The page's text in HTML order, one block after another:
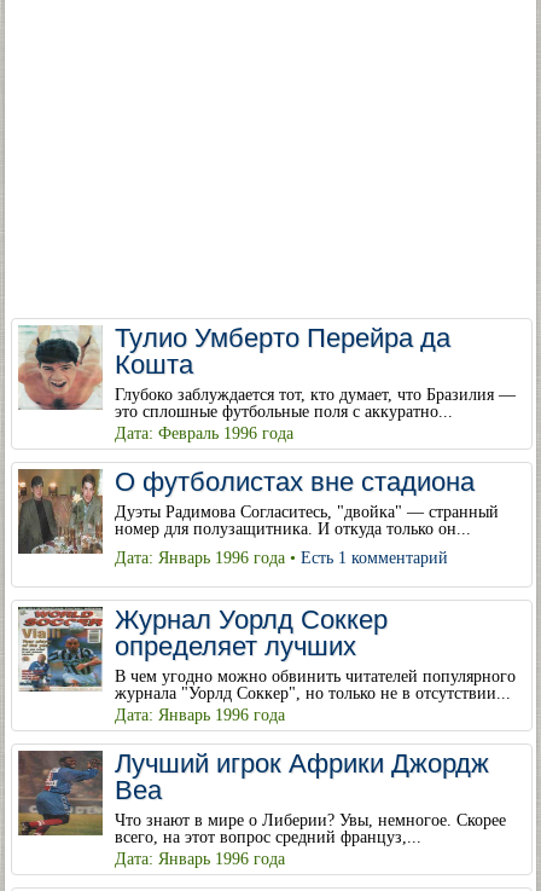
Тулио Умберто Перейра да
Кошта
Глубоко заблуждается тот, кто думает, что Бразилия —
это сплошные футбольные поля с аккуратно...
Дата: Февраль 1996 года
О футболистах вне стадиона
Дуэты Радимова Согласитесь, "двойка" — странный
номер для полузащитника. И откуда только он...
Дата: Январь 1996 года • Есть 1 комментарий
Журнал Уорлд Соккер
определяет лучших
В чем угодно можно обвинить читателей популярного
журнала "Уорлд Соккер", но только не в отсутствии...
Дата: Январь 1996 года
Лучший игрок Африки Джордж
Веа
Что знают в мире о Либерии? Увы, немногое. Скорее
всего, на этот вопрос средний француз,...
Дата: Январь 1996 года